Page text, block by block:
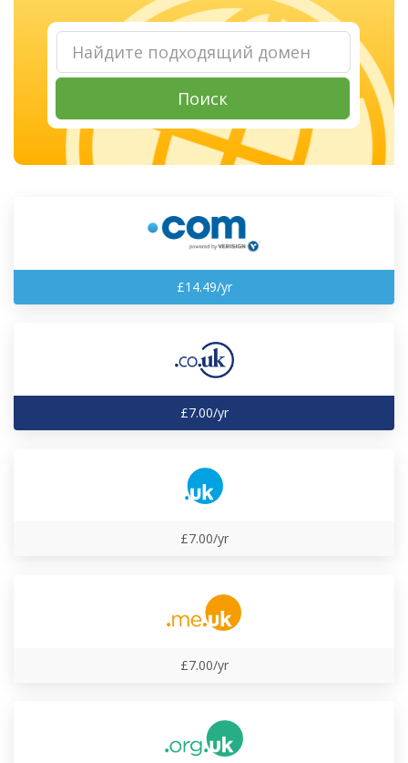
Поиск
£14.49/yr
£7.00/yr
£7.00/yr
£7.00/yr